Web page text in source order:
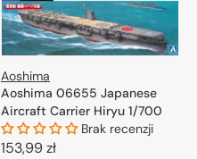
Aoshima
Aoshima 06655 Japanese
Aircraft Carrier Hiryu 1/700
Brak recenzji
Cena
153,99 zł